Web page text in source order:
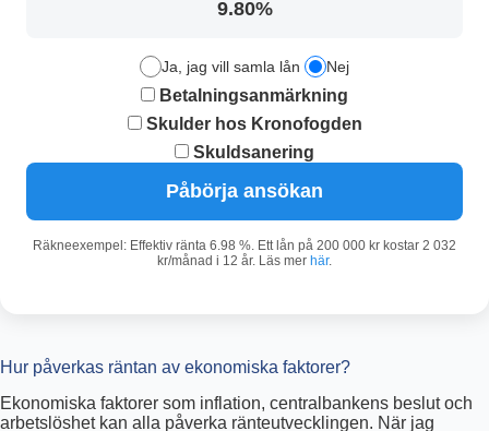
9.80%
Ja, jag vill samla lån Nej
Betalningsanmärkning
Skulder hos Kronofogden
Skuldsanering
Påbörja ansökan
Räkneexempel: Effektiv ränta 6.98 %. Ett lån på 200 000 kr kostar 2 032
kr/månad i 12 år. Läs mer här.
Hur påverkas räntan av ekonomiska faktorer?
Ekonomiska faktorer som inflation, centralbankens beslut och
arbetslöshet kan alla påverka ränteutvecklingen. När jag